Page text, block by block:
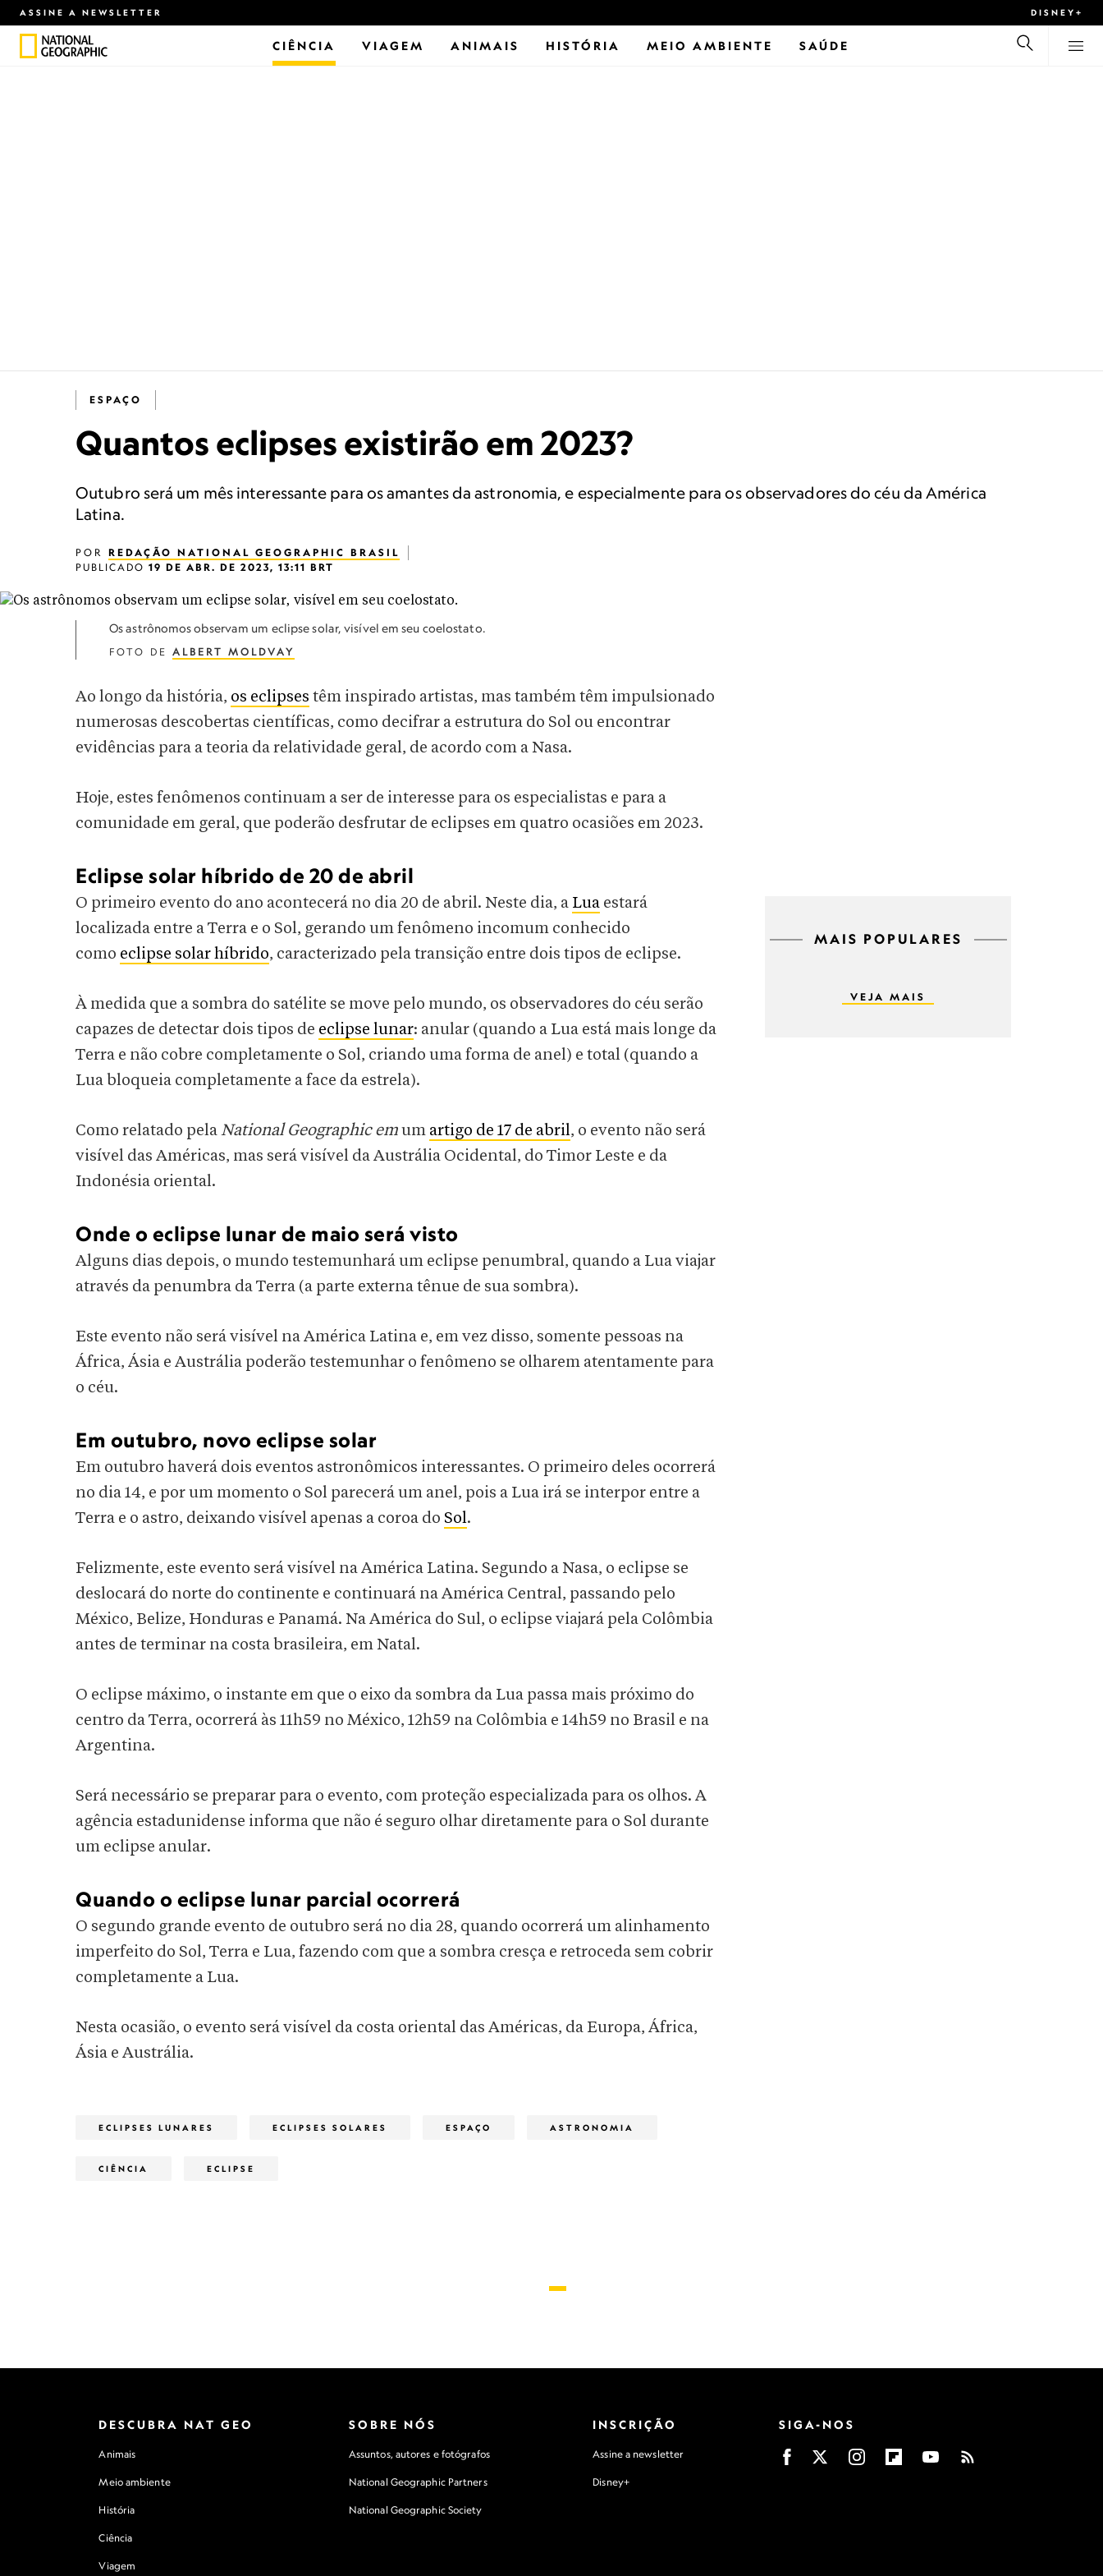
ASSINE A NEWSLETTER DISNEY+
CIÊNCIA VIAGEM ANIMAIS HISTÓRIA MEIO AMBIENTE SAÚDE
ESPAÇO
Quantos eclipses existirão em 2023?
Outubro será um mês interessante para os amantes da astronomia, e especialmente para os observadores do céu da América
Latina.
POR REDAÇÃO NATIONAL GEOGRAPHIC BRASIL
PUBLICADO 19 DE ABR. DE 2023, 13:11 BRT
Os astrônomos observam um eclipse solar, visível em seu coelostato.
FOTO DE ALBERT MOLDVAY
Ao longo da história, os eclipses têm inspirado artistas, mas também têm impulsionado
numerosas descobertas científicas, como decifrar a estrutura do Sol ou encontrar
evidências para a teoria da relatividade geral, de acordo com a Nasa.
Hoje, estes fenômenos continuam a ser de interesse para os especialistas e para a
comunidade em geral, que poderão desfrutar de eclipses em quatro ocasiões em 2023.
Eclipse solar híbrido de 20 de abril
O primeiro evento do ano acontecerá no dia 20 de abril. Neste dia, a Lua estará
localizada entre a Terra e o Sol, gerando um fenômeno incomum conhecido
como eclipse solar híbrido, caracterizado pela transição entre dois tipos de eclipse.
À medida que a sombra do satélite se move pelo mundo, os observadores do céu serão
capazes de detectar dois tipos de eclipse lunar: anular (quando a Lua está mais longe da
Terra e não cobre completamente o Sol, criando uma forma de anel) e total (quando a
Lua bloqueia completamente a face da estrela).
Como relatado pelaNational Geographic emum artigo de 17 de abril, o evento não será
visível das Américas, mas será visível da Austrália Ocidental, do Timor Leste e da
Indonésia oriental.
Onde o eclipse lunar de maio será visto
Alguns dias depois, o mundo testemunhará um eclipse penumbral, quando a Lua viajar
através da penumbra da Terra (a parte externa tênue de sua sombra).
Este evento não será visível na América Latina e, em vez disso, somente pessoas na
África, Ásia e Austrália poderão testemunhar o fenômeno se olharem atentamente para
o céu.
Em outubro, novo eclipse solar
Em outubro haverá dois eventos astronômicos interessantes. O primeiro deles ocorrerá
no dia 14, e por um momento o Sol parecerá um anel, pois a Lua irá se interpor entre a
Terra e o astro, deixando visível apenas a coroa do Sol.
Felizmente, este evento será visível na América Latina. Segundo a Nasa, o eclipse se
deslocará do norte do continente e continuará na América Central, passando pelo
México, Belize, Honduras e Panamá. Na América do Sul, o eclipse viajará pela Colômbia
antes de terminar na costa brasileira, em Natal.
O eclipse máximo, o instante em que o eixo da sombra da Lua passa mais próximo do
centro da Terra, ocorrerá às 11h59 no México, 12h59 na Colômbia e 14h59 no Brasil e na
Argentina.
Será necessário se preparar para o evento, com proteção especializada para os olhos. A
agência estadunidense informa que não é seguro olhar diretamente para o Sol durante
um eclipse anular.
Quando o eclipse lunar parcial ocorrerá
O segundo grande evento de outubro será no dia 28, quando ocorrerá um alinhamento
imperfeito do Sol, Terra e Lua, fazendo com que a sombra cresça e retroceda sem cobrir
completamente a Lua.
Nesta ocasião, o evento será visível da costa oriental das Américas, da Europa, África,
Ásia e Austrália.
MAIS POPULARES
VEJA MAIS
ECLIPSES LUNARES ECLIPSES SOLARES ESPAÇO ASTRONOMIA
CIÊNCIA ECLIPSE
DESCUBRA NAT GEO
Animais
Meio ambiente
História
Ciência
Viagem
SOBRE NÓS
Assuntos, autores e fotógrafos
National Geographic Partners
National Geographic Society
INSCRIÇÃO
Assine a newsletter
Disney+
SIGA-NOS